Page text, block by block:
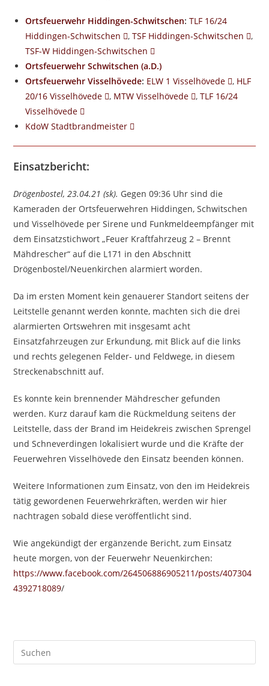
Ortsfeuerwehr Hiddingen-Schwitschen: TLF 16/24
Hiddingen-Schwitschen
,TSF Hiddingen-Schwitschen
,
TSF-W Hiddingen-Schwitschen
Ortsfeuerwehr Schwitschen (a.D.)
Ortsfeuerwehr Visselhövede: ELW 1 Visselhövede , HLF
20/16 Visselhövede
, MTW Visselhövede ,TLF 16/24
Visselhövede
KdoW Stadtbrandmeister
Einsatzbericht:
Drögenbostel, 23.04.21 (sk). Gegen 09:36 Uhr sind die
Kameraden der Ortsfeuerwehren Hiddingen, Schwitschen
und Visselhövede per Sirene und Funkmeldeempfänger mit
dem Einsatzstichwort „Feuer Kraftfahrzeug 2 – Brennt
Mähdrescher“ auf die L171 in den Abschnitt
Drögenbostel/Neuenkirchen alarmiert worden.
Da im ersten Moment kein genauerer Standort seitens der
Leitstelle genannt werden konnte, machten sich die drei
alarmierten Ortswehren mit insgesamt acht
Einsatzfahrzeugen zur Erkundung, mit Blick auf die links
und rechts gelegenen Felder- und Feldwege, in diesem
Streckenabschnitt auf.
Es konnte kein brennender Mähdrescher gefunden
werden. Kurz darauf kam die Rückmeldung seitens der
Leitstelle, dass der Brand im Heidekreis zwischen Sprengel
und Schneverdingen lokalisiert wurde und die Kräfte der
Feuerwehren Visselhövede den Einsatz beenden können.
Weitere Informationen zum Einsatz, von den im Heidekreis
tätig gewordenen Feuerwehrkräften, werden wir hier
nachtragen sobald diese veröffentlicht sind.
Wie angekündigt der ergänzende Bericht, zum Einsatz
heute morgen, von der Feuerwehr Neuenkirchen:
https://www.facebook.com/264506886905211/posts/407304
4392718089/